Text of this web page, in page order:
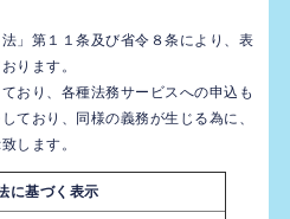
」第１１条及び省令８条により、表
ります。
おり、各種法務サービスへの申込も
ており、同様の義務が生じる為に、
します。
に基づく表示